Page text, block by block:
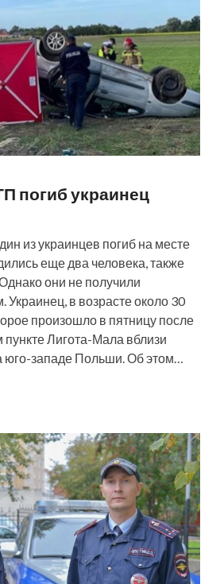
погиб украинец
из украинцев погиб на месте
еще два человека, также
они не получили
Украинец, в возрасте около 30
произошло в пятницу после
Лигота-Мала вблизи
юго-западе Польши. Об этом…